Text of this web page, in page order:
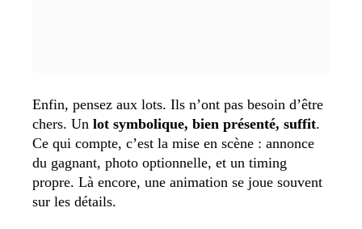
Enfin, pensez aux lots. Ils n’ont pas besoin d’être
chers. Un lot symbolique, bien présenté, suffit.
Ce qui compte, c’est la mise en scène : annonce
du gagnant, photo optionnelle, et un timing
propre. Là encore, une animation se joue souvent
sur les détails.